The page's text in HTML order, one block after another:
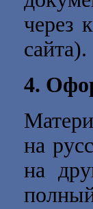
через
сайта).
4.
на
на